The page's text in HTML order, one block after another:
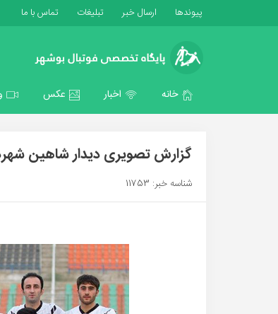
پیوندها ارسال خبر تبلیغات تماس با ما
خانه اخبار عکس
گزارش تصویری دیدار شاهین
شناسه خبر: 11753